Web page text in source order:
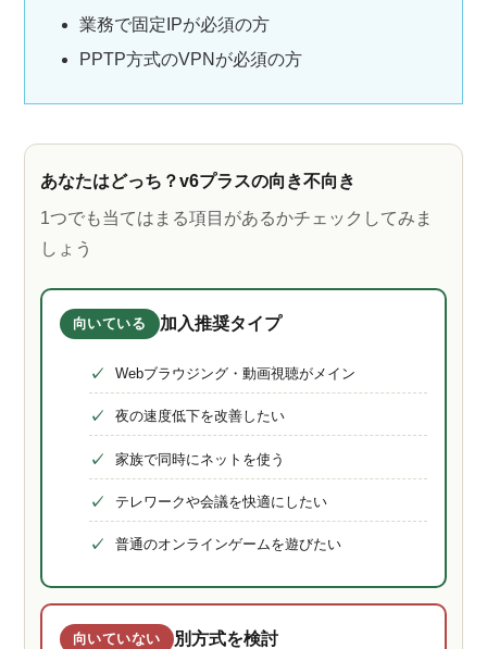
業務で固定IPが必須の方
PPTP方式のVPNが必須の方
あなたはどっち？v6プラスの向き不向き
1つでも当てはまる項目があるかチェックしてみま
しょう
向いている 加入推奨タイプ
Webブラウジング・動画視聴がメイン
夜の速度低下を改善したい
家族で同時にネットを使う
テレワークや会議を快適にしたい
普通のオンラインゲームを遊びたい
向いていない 別方式を検討